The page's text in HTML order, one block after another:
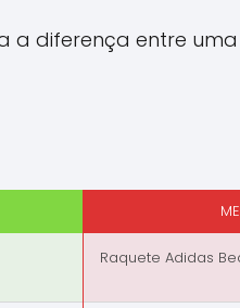
a diferença entre
Raquete Adidas